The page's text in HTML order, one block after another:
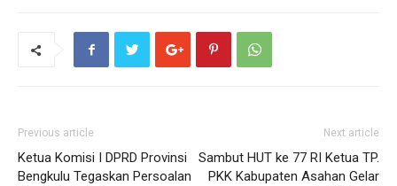
Previous article
Ketua Komisi I DPRD Provinsi
Bengkulu Tegaskan Persoalan
Next article
Sambut HUT ke 77 RI Ketua TP.
PKK Kabupaten Asahan Gelar